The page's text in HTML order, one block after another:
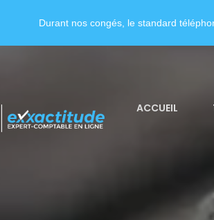
ACCUEIL
Durant nos congés, le standard